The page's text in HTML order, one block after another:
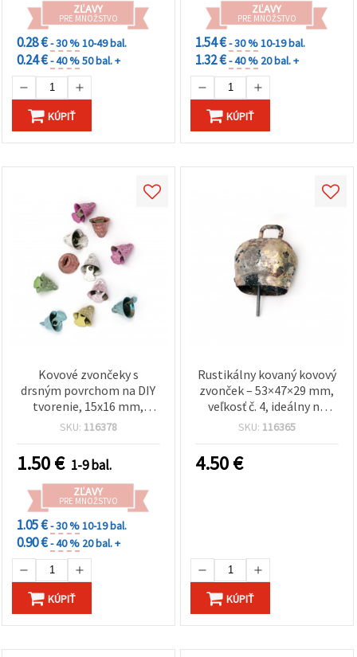
ZĽAVY
PRE MNOŽSTVO
0.28 €- 30 %10-49 bal.
0.24 €- 40 %50 bal. +
KÚPIŤ
ZĽAVY
PRE MNOŽSTVO
1.54 €- 30 %10-19 bal.
1.32 €- 40 % 20 bal. +
KÚPIŤ
Kovové zvončeky s
drsným povrchom na DIY
tvorenie, 15x16 mm,
otvor 2 mm, mix farieb -
SKU: 116378
1.50€ 1-9 bal.
ZĽAVY
PRE MNOŽSTVO
1.05 €- 30 %10-19 bal.
0.90 €- 40 % 20 bal. +
KÚPIŤ
Rustikálny kovaný kovový
zvonček – 53×47×29 mm,
veľkosť č. 4, ideálny na
tradičné remeslá,
SKU: 116365
4.50€
KÚPIŤ